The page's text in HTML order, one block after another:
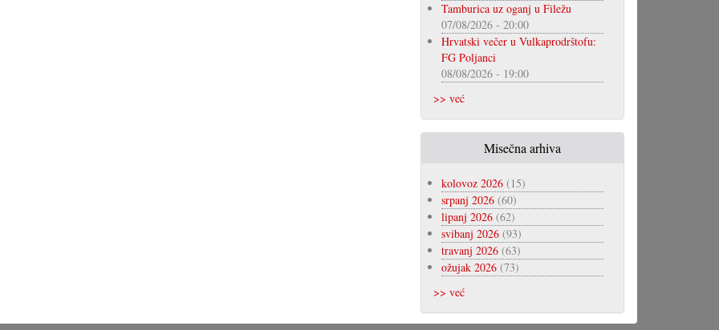
Tamburica uz oganj u Filežu
07/08/2026 - 20:00
Hrvatski večer u Vulkaprodrštofu:
FG Poljanci
08/08/2026 - 19:00
>> već
Misečna arhiva
kolovoz 2026(15)
srpanj 2026(60)
lipanj 2026(62)
svibanj 2026(93)
travanj 2026(63)
ožujak 2026(73)
>> već